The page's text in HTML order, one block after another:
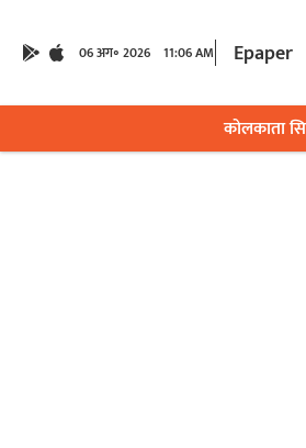
06 अग॰ 2026 11:06 AM Epaper
कोलकाता